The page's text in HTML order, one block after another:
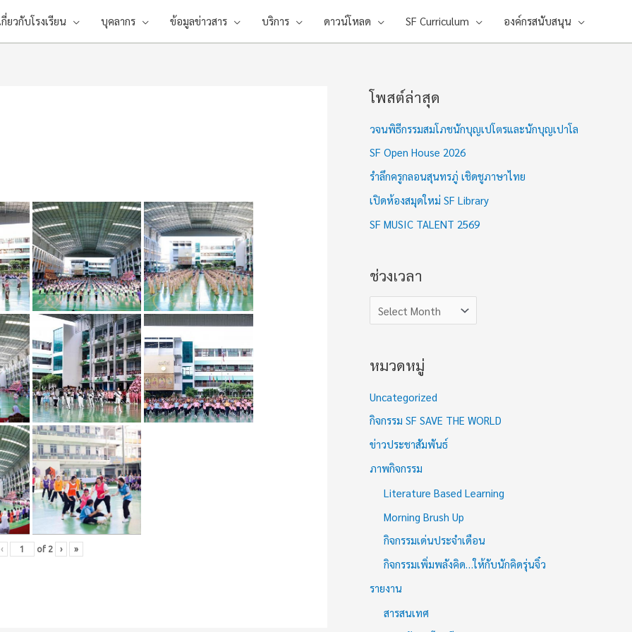
กี่ยวกับโรงเรียน บุคลากร ข้อมูลข่าวสาร บริการ ดาวน์โหลด SF Curriculum องค์กรสนับสนุน
‹ of 2 › »
โพสต์ล่าสุด
วจนพิธีกรรมสมโภชนักบุญเปโตรและนักบุญเปาโล
SF Open House 2026
รำลึกครูกลอนสุนทรภู่ เชิดชูภาษาไทย
เปิดห้องสมุดใหม่ SF Library
SF MUSIC TALENT 2569
ช่วงเวลา
ช่
ง
เ
ว
ล
า
หมวดหมู่
Uncategorized
กิจกรรม SF SAVE THE WORLD
ข่าวประชาสัมพันธ์
ภาพกิจกรรม
Literature Based Learning
Morning Brush Up
กิจกรรมเด่นประจำเดือน
กิจกรรมเพิ่มพลังคิด…ให้กับนักคิดรุ่นจิ๋ว
รายงาน
สารสนเทศ